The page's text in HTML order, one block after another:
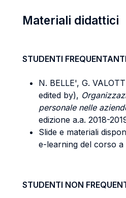
Materiali didattici
STUDENTI FREQUENTANTI
N. BELLE', G.
edited by),
personale nelle
edizione a.a. 2018-
Slide e materiali
e-learning del corso a
STUDENTI NON